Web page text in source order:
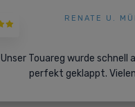
RENATE U.
Unser Touareg wurde schnell
perfekt geklappt.